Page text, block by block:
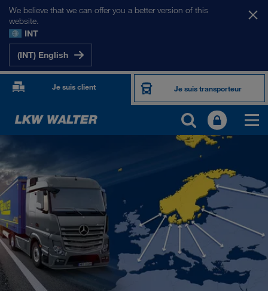
We believe that we can offer you a better version of this
website.
INT
(INT) English
Je suis client Je suis transporteur
NOS MARCHÉS
Europe
Asie Centrale
Russie
Moyen-Orient